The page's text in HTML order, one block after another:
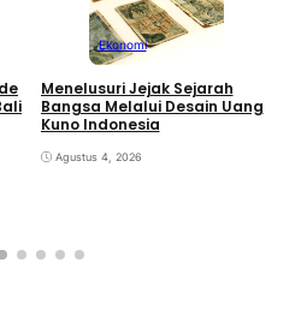
Ekonomi
Menelusuri Jejak Sejarah
Bangsa Melalui Desain Uang
Kuno Indonesia
Agustus 4, 2026